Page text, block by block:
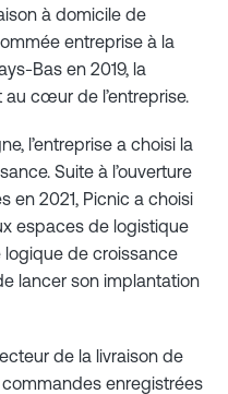
à domicile de
entreprise à la
Bas en 2019, la
cœur de l’entreprise.
l’entreprise a choisi la
Suite à l’ouverture
en 2021, Picnic a choisi
espaces de logistique
logique de croissance
lancer son implantation
de la livraison de
enregistrées